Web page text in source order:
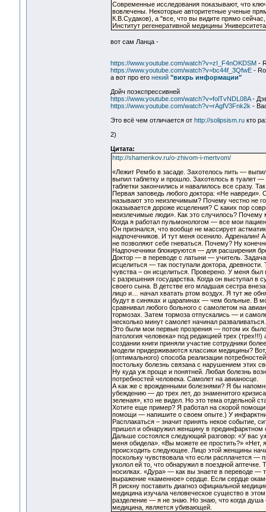
Современные исследования показывают, что
вовлечены. Некоторые авторитетные ученые
К.В.Судаков), а "все, что вы видите прямо
Институт регенеративной медицины
вот сам Ланца -
https://www.youtube.com/watch?v=zI_F4nOKDSM -
https://www.youtube.com/watch?v=bc44f_3QfwE-
а вот про его некий "вихрь информации"
Дойч поэкспрессивней
https://www.youtube.com/watch?v=folTvNDL08A-
https://www.youtube.com/watch?v=rAgfV3Fnk2k -
Это всё чем отличается от http://solipsism.ruкто
2)
Цитата:
http://shamenkov.ru/o-zhivom-i-mertvom/
«Лежит Рембо в засаде. Захотелось пить —
выпил таблетку и прошло. Захотелось в туалет
таблетки закончились и навалилось все сразу.
Первая заповедь любого доктора: «Не
называют это неизлечимым? Почему честно не
оказывается дороже исцеления? С каких пор
неизлечимые люди». Как это случилось? Почему
Когда я работал пульмонологом — все мои
Он признался, что вообще не массирует
надпочечников. И тут меня осенило. Адреналин!
не позволяют себе гневаться. Почему? Ну
Надпочечники блокируются — для расширения
Доктор — в переводе с латыни — учитель.
исцелиться — так поступали доктора,
чувства – он исцелиться. Проверено. У меня
с разрешения государства. Когда он выступал
своего сына. В детстве его младшая сестра
лицо и… начал хватать ртом воздух. Я тут же
будут в синяках и царапинах — чем больные. В
сравнивал любого больного с самолетом на
тормозах. Затем тормоза отпускались — и
несколько минут самолет начинал
Это были мои первые прозрения — потом их
патология человека» под редакцией трех
создании книги приняли участие сотрудники
модели придерживаются классики медицины?
(оптимального) способа реализации
постольку болезнь связана с нарушением этих
Ну куда уж проще и понятней. Любая болезнь
потребностей человека. Самолет на авианосце.
А как же с врожденными болезнями? Я бы
убеждению — до трех лет, до знаменитого
зеленая», кто не видел. Но это тема отдельной
Хотите еще пример? Я работал на скорой помощи
помощи — напишите о своем опыте.) У
Расплакаться – значит принять некое событие,
пришел и обнаружил женщину в прединфарктном
Дальше состоялся следующий разговор: «У вас
меня обидела». «Вы можете ее простить?» «Нет,
происходить следующее. Лицо этой женщины
поскольку чувствовала что если расплачется —
уколол ей то, что обнаружил в поездной
носилках. «Дура» — как вы знаете в переводе —
выражение «каменное» сердце. Если сердце
Я рискну поставить диагноз официальной
медицина изучала человеческое существо в
разделение — я не знаю. Но знаю, что когда
медицина, является убивающей.